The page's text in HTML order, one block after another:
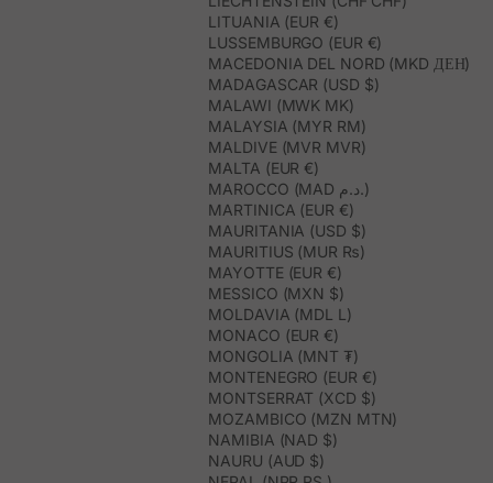
LITUANIA (EUR €)
LUSSEMBURGO (EUR €)
MACEDONIA DEL NORD (MKD ДЕН)
MADAGASCAR (USD $)
MALAWI (MWK MK)
MALAYSIA (MYR RM)
MALDIVE (MVR MVR)
MALTA (EUR €)
MAROCCO (MAD د.م.)
MARTINICA (EUR €)
MAURITANIA (USD $)
MAURITIUS (MUR ₨)
MAYOTTE (EUR €)
MESSICO (MXN $)
MOLDAVIA (MDL L)
MONACO (EUR €)
MONGOLIA (MNT ₮)
MONTENEGRO (EUR €)
MONTSERRAT (XCD $)
MOZAMBICO (MZN MTN)
NAMIBIA (NAD $)
NAURU (AUD $)